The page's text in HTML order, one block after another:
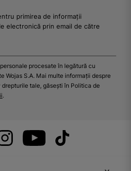
primirea de informații
electronică prin email de către
procesate în legătură cu
Wojas S.A. Mai multe informații despre
tale, găsești în Politica de
.